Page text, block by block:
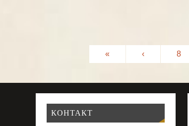
« ‹ 8
КОНТАКТ